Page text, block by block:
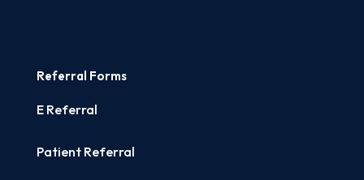
Referral Forms
E Referral
Patient Referral